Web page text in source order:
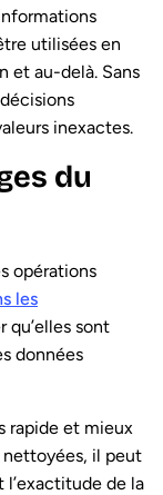
utilisées en
et au-delà. Sans
inexactes.
du
opérations
les
qu’elles sont
données
rapide et mieux
nettoyées, il peut
l’exactitude de la